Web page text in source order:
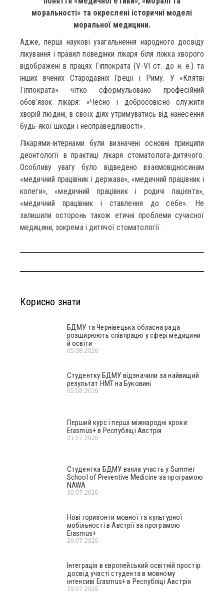
моральності» та окреслені історичні моделі
моральної медицини.
Адже, перші наукові узагальнення народного досвіду
лікування і правил поведінки лікаря біля ліжка хворого
відображені в працях Гіппократа (V-VI ст. до н. е.) та
інших вчених Стародавніх Греції і Риму. У «Клятві
Гіппократа» чітко сформульовано професійний
обов’язок лікаря: «Чесно і добросовісно служити
хворій людині, в своїх діях утримуватись від нанесення
будь-якої шкоди і несправедливості».
Лікарями-інтернами були визначені основні принципи
деонтології в практиці лікаря стоматолога-дитячого.
Особливу увагу було відведено взаємовідносинам
«медичний працівник і держава», «медичний працівник і
колеги», «медичний працівник і родичі пацієнта»,
«медичний працівник і ставлення до себе». Не
залишили осторонь також етичні проблеми сучасної
медицини, зокрема і дитячої стоматології.
Корисно знати
БДМУ та Чернівецька обласна рада
розширюють співпрацю у сфері медицини
й освіти
05.08.2026
Студентку БДМУ відзначили за найвищий
результат НМТ на Буковині
05.08.2026
Перший курс і перші міжнародні кроки:
Erasmus+ в Республіці Австрія
31.07.2026
Студентка БДМУ взяла участь у Summer
School of Preventive Medicine за програмою
NAWA
30.07.2026
Нові горизонти мовної та культурної
мобільності в Австрії за програмою
Erasmus+
29.07.2026
Інтеграція в європейський освітній простір:
досвід участі студента в мовному
інтенсиві Erasmus+ в Республіці Австрія
29.07.2026